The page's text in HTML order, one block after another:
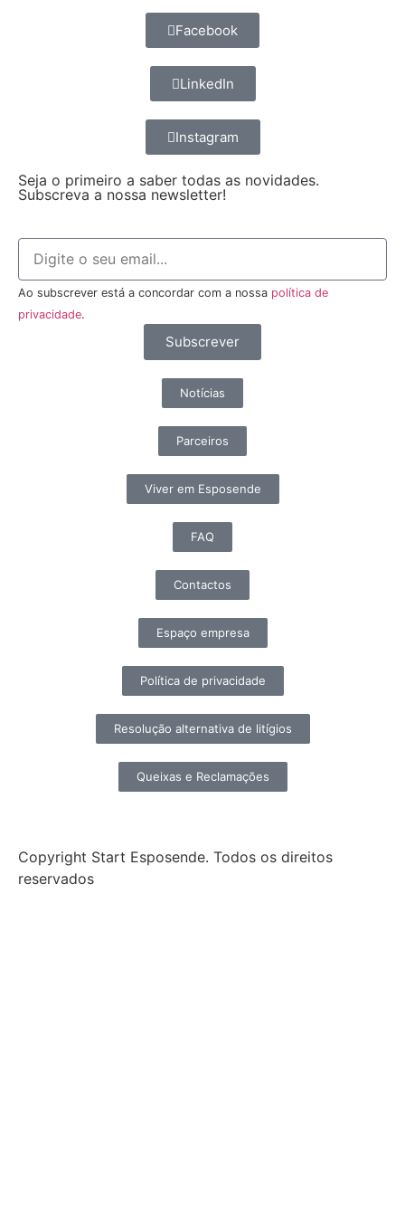
Facebook
LinkedIn
Instagram
Seja o primeiro a saber todas as novidades.
Subscreva a nossa newsletter!
Ao subscrever está a concordar com a nossa política de
privacidade.
Subscrever
Notícias
Parceiros
Viver em Esposende
FAQ
Contactos
Espaço empresa
Política de privacidade
Resolução alternativa de litígios
Queixas e Reclamações
Copyright Start Esposende. Todos os direitos
reservados